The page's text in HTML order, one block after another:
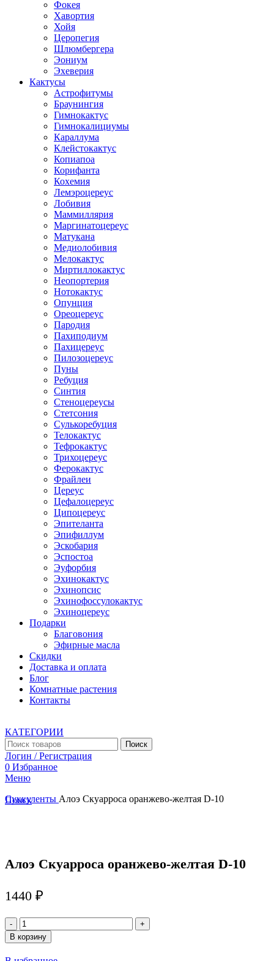
Фокея
Хавортия
Хойя
Церопегия
Шлюмбергера
Эониум
Эхеверия
Кактусы
Астрофитумы
Браунингия
Гимнокактус
Гимнокалициумы
Караллума
Клейстокактус
Копиапоа
Корифанта
Кохемия
Лемэроцереус
Лобивия
Маммиллярия
Маргинатоцереус
Матукана
Медиолобивия
Мелокактус
Миртиллокактус
Неопортерия
Нотокактус
Опунция
Ореоцереус
Пародия
Пахиподиум
Пахицереус
Пилозоцереус
Пуны
Ребуция
Синтия
Стеноцереусы
Стетсония
Сулькоребуция
Телокактус
Тефрокактус
Трихоцереус
Ферокактус
Фрайлеи
Цереус
Цефалоцереус
Ципоцереус
Эпителанта
Эпифиллум
Эскобария
Эспостоа
Эуфорбия
Эхинокактус
Эхинопсис
Эхинофоссулокактус
Эхиноцереус
Подарки
Благовония
Эфирные масла
Скидки
Доставка и оплата
Блог
Комнатные растения
Контакты
КАТЕГОРИИ
Поиск
Логин / Регистрация
0 Избранное
Меню
Поиск
Суккуленты Алоэ Скуарроса оранжево-желтая D-10
Алоэ Скуарроса оранжево-желтая D-10
1440 ₽
Количество
товара
Алоэ
Скуарроса
В корзину